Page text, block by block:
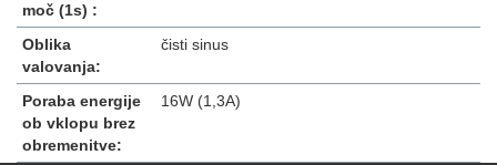
moč (1s) :
Oblika
valovanja:
čisti sinus
Poraba energije
ob vklopu brez
obremenitve:
16W (1,3A)